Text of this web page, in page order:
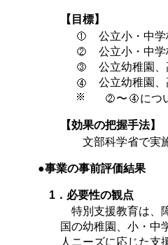
【目標】
公立小・中学
公立小・中学
公立幼稚園、
公立幼稚園、
〜
につ
【効果の把握手法】
文部科学省で実
●事業の事前評価結果
1．必要性の観点
特別支援教育は、
国の幼稚園、小・中
人ニーズに応じた支